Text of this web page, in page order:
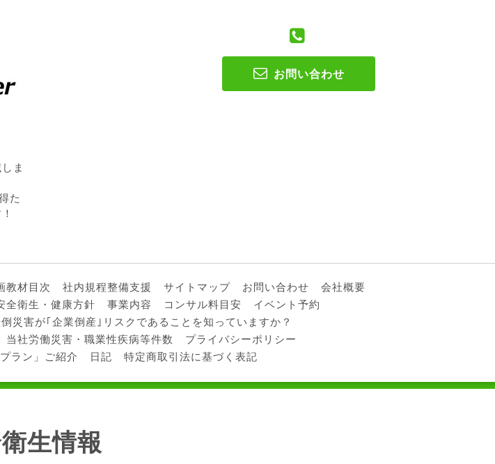
お問い合わせ
ま
た
教材目次 社内規程整備支援 サイトマップ お問い合わせ
会社概要
全衛生・健康方針 事業内容 コンサル料目安
イベント予約
災害が｢企業倒産｣リスクであることを知っていますか？
当社労働災害・職業性疾病等件数
プライバシーポリシー
ラン」ご紹介
日記 特定商取引法に基づく表記
生情報